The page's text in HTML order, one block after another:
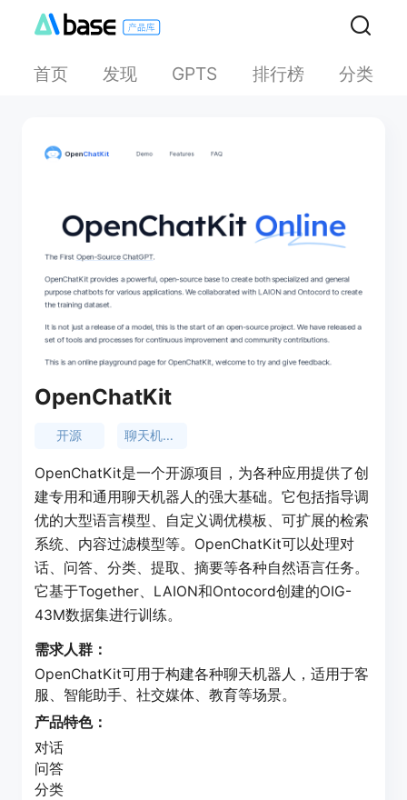
首页 发现 GPTS 排行榜 分类
OpenChatKit
开源 聊天机器人
OpenChatKit是一个开源项目，为各种应用提供了创
建专用和通用聊天机器人的强大基础。它包括指导调
优的大型语言模型、自定义调优模板、可扩展的检索
系统、内容过滤模型等。OpenChatKit可以处理对
话、问答、分类、提取、摘要等各种自然语言任务。
它基于Together、LAION和Ontocord创建的OIG-
43M数据集进行训练。
需求人群：
OpenChatKit可用于构建各种聊天机器人，适用于客
服、智能助手、社交媒体、教育等场景。
产品特色：
对话
问答
分类